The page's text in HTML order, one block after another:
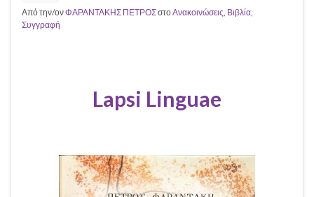
Από την/ονΦΑΡΑΝΤΑΚΗΣ ΠΕΤΡΟΣστοΑνακοινώσεις, Βιβλία,
Συγγραφή
Lapsi Linguae